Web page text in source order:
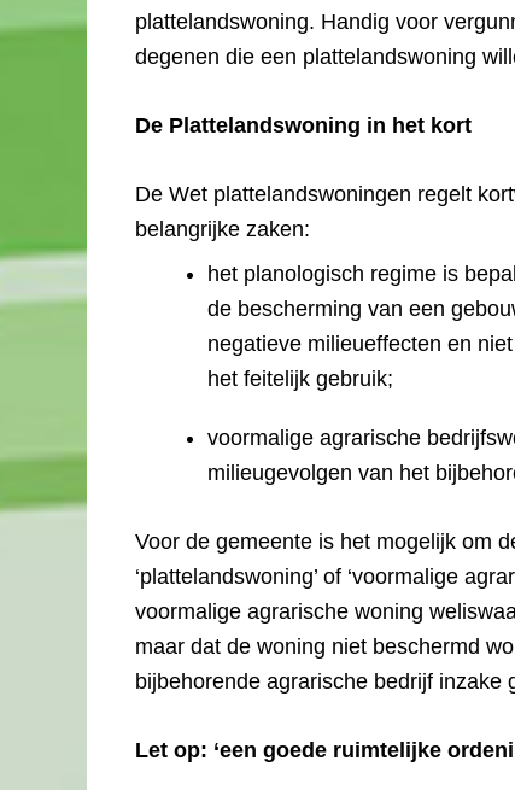
plattelandswoning. Handig voor
degenen die een plattelandswoning
De Plattelandswoning in het kort
De Wet plattelandswoningen regelt
belangrijke zaken:
het planologisch regime is
de bescherming van een
negatieve milieueffecten en
het feitelijk gebruik;
voormalige agrarische
milieugevolgen van het
Voor de gemeente is het mogelijk om
‘plattelandswoning’ of ‘voormalige
voormalige agrarische woning
maar dat de woning niet beschermd
bijbehorende agrarische bedrijf inzake
Let op: ‘een goede ruimtelijke